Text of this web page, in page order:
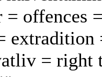
offences
extradition
= right